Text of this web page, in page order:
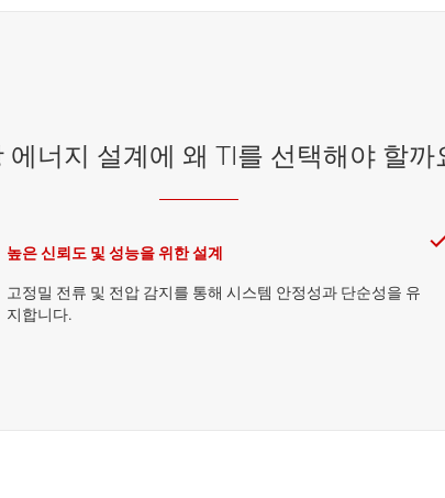
에너지 설계에 왜 TI를 선택해야 할까
높은 신뢰도 및 성능을 위한 설계
고정밀 전류 및 전압 감지를 통해 시스템 안정성과 단순성을 유
지합니다.